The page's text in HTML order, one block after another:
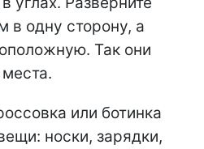
в одну сторону, а
Так они
или ботинка
носки, зарядки,